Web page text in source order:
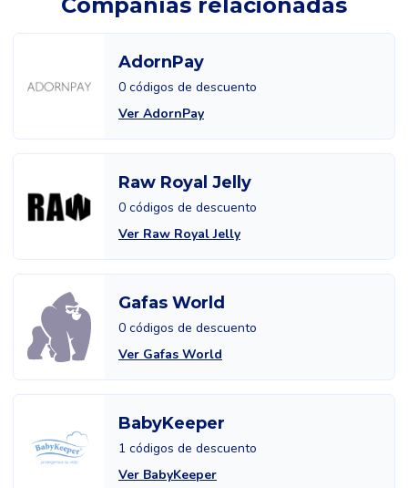
AdornPay
0 códigos de descuento
Ver AdornPay
Raw Royal Jelly
0 códigos de descuento
Ver Raw Royal Jelly
Gafas World
0 códigos de descuento
Ver Gafas World
BabyKeeper
1 códigos de descuento
Ver BabyKeeper